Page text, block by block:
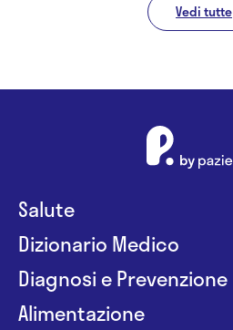
Vedi tutte
Salute
Dizionario Medico
Diagnosi e Prevenzione
Alimentazione